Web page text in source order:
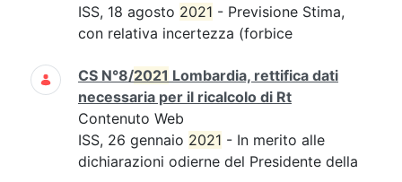
ISS, 18 agosto 2021 - Previsione Stima,
con relativa incertezza (forbice
CS N°8/2021 Lombardia, rettifica dati
necessaria per il ricalcolo di Rt
Contenuto Web
ISS, 26 gennaio 2021 - In merito alle
dichiarazioni odierne del Presidente della